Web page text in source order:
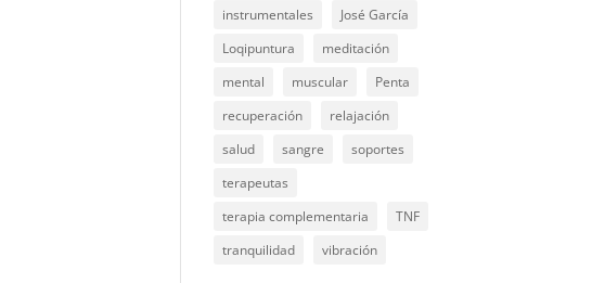
instrumentales
José García
Loqipuntura
meditación
mental
muscular
Penta
recuperación
relajación
salud
sangre
soportes
terapeutas
terapia complementaria
TNF
tranquilidad
vibración